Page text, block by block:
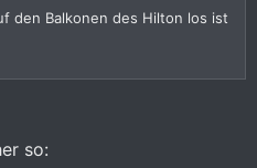
den Balkonen des Hilton los ist
so: